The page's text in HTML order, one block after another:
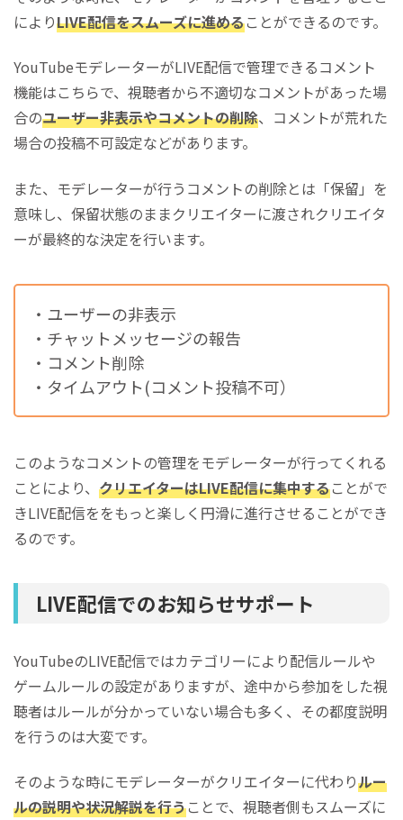
によりLIVE配信をスムーズに進めることができるのです。
YouTubeモデレーターがLIVE配信で管理できるコメント
機能はこちらで、視聴者から不適切なコメントがあった場
合のユーザー非表示やコメントの削除、コメントが荒れた
場合の投稿不可設定などがあります。
また、モデレーターが行うコメントの削除とは「保留」を
意味し、保留状態のままクリエイターに渡されクリエイタ
ーが最終的な決定を行います。
・ユーザーの非表示
・チャットメッセージの報告
・コメント削除
・タイムアウト(コメント投稿不可）
このようなコメントの管理をモデレーターが行ってくれる
ことにより、 クリエイターはLIVE配信に集中することがで
きLIVE配信ををもっと楽しく円滑に進行させることができ
るのです。
LIVE配信でのお知らせサポート
YouTubeのLIVE配信ではカテゴリーにより配信ルールや
ゲームルールの設定がありますが、途中から参加をした視
聴者はルールが分かっていない場合も多く、その都度説明
を行うのは大変です。
そのような時にモデレーターがクリエイターに代わりルー
ルの説明や状況解説を行うことで、視聴者側もスムーズに